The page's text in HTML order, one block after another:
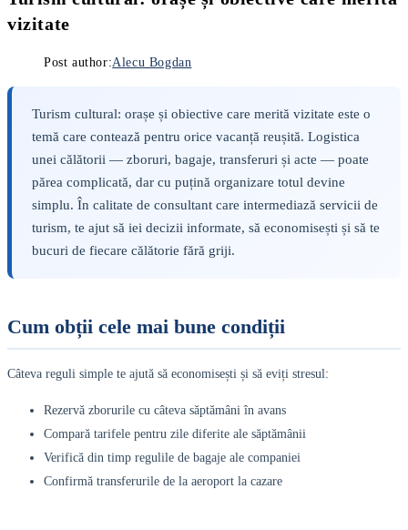
vizitate
Post author:Alecu Bogdan
Turism cultural: orașe și obiective care merită vizitate este o
temă care contează pentru orice vacanță reușită. Logistica
unei călătorii — zboruri, bagaje, transferuri și acte — poate
părea complicată, dar cu puțină organizare totul devine
simplu. În calitate de consultant care intermediază servicii de
turism, te ajut să iei decizii informate, să economisești și să te
bucuri de fiecare călătorie fără griji.
Cum obții cele mai bune condiții
Câteva reguli simple te ajută să economisești și să eviți stresul:
Rezervă zborurile cu câteva săptămâni în avans
Compară tarifele pentru zile diferite ale săptămânii
Verifică din timp regulile de bagaje ale companiei
Confirmă transferurile de la aeroport la cazare